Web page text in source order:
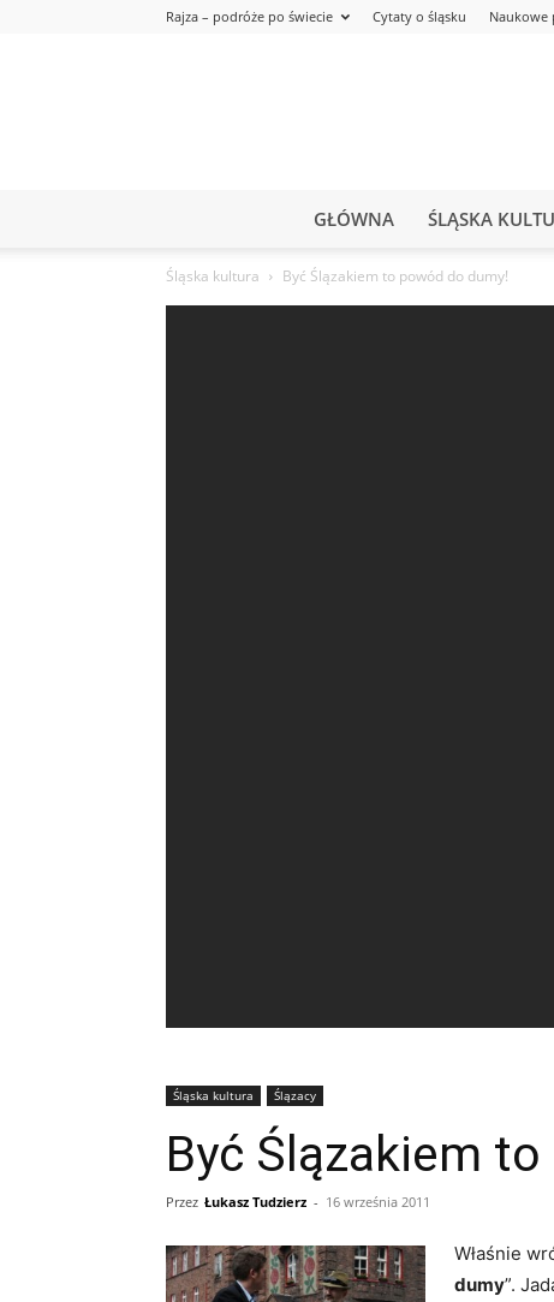
Rajza – podróże po świecie Cytaty o śląsku Naukowe
GŁÓWNA ŚLĄSKA
Śląska kultura Być Ślązakiem to powód do dumy!
Śląska kultura Ślązacy
Być Ślązakiem
Przez Łukasz Tudzierz - 16 września 2011
Właśnie
dumy”.